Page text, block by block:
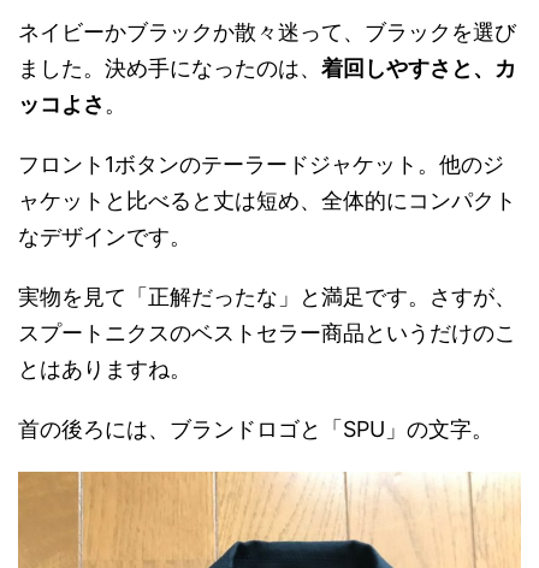
ネイビーかブラックか散々迷って、ブラックを選び
ました。決め手になったのは、 着回しやすさと、カ
ッコよさ 。
フロント1ボタンのテーラードジャケット。他のジ
ャケットと比べると丈は短め、全体的にコンパクト
なデザインです。
実物を見て「正解だったな」と満足です。さすが、
スプートニクスのベストセラー商品というだけのこ
とはありますね。
首の後ろには、ブランドロゴと「SPU」の文字。